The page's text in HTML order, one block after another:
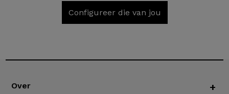
Configureer die van jou
Over +